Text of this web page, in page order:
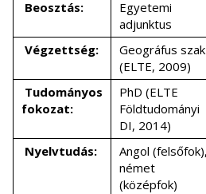
Beosztás:
Egyetemi
adjunktus
Végzettség:
Geográfus szak
(ELTE, 2009)
Tudományos
fokozat:
PhD (ELTE
Földtudományi
DI, 2014)
Nyelvtudás:
Angol (felsőfok),
német
(középfok)